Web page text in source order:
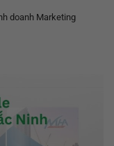
doanh Marketing